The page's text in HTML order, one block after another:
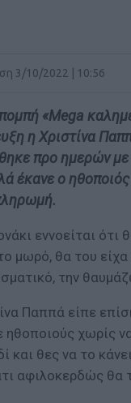
3/10/2022 | 10:56
«Mega
η Χριστίνα
προ ημερών
έκανε ο
εννοείται
μωρό, θα του
την
Παππά είπε
ηθοποιούς χωρίς
και θες να το
αφιλοκερδώς θα